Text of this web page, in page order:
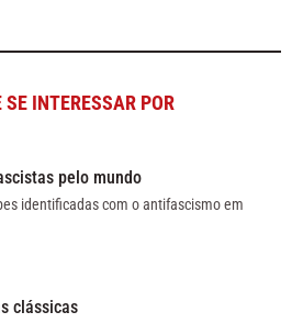
INTERESSAR POR
pelo mundo
identificadas com o antifascismo em
clássicas